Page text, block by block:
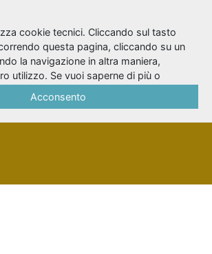
Roberto
cookie tecnici. Cliccando sul tasto
questa pagina, cliccando su un
la navigazione in altra maniera,
utilizzo. Se vuoi saperne di più o
Acconsento